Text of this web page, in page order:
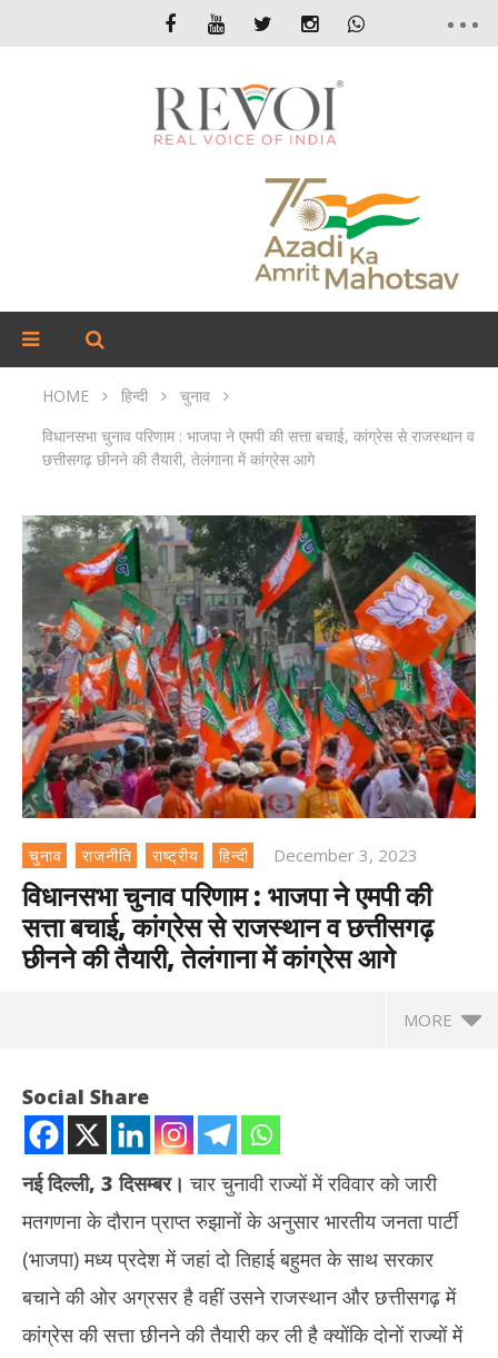
HOME हिन्दी
चुनाव
विधानसभा चुनाव परिणाम : भाजपा ने एमपी की सत्ता बचाई, कांग्रेस से राजस्थान व
छत्तीसगढ़ छीनने की तैयारी, तेलंगाना में कांग्रेस आगे
चुनाव राजनीति राष्ट्रीय हिन्दी December 3, 2023
विधानसभा चुनाव परिणाम : भाजपा ने एमपी की
सत्ता बचाई, कांग्रेस से राजस्थान व छत्तीसगढ़
छीनने की तैयारी, तेलंगाना में कांग्रेस आगे
MORE
Social Share
नई दिल्ली, 3 दिसम्बर। चार चुनावी राज्यों में रविवार को जारी
मतगणना के दौरान प्राप्त रुझानों के अनुसार भारतीय जनता पार्टी
(भाजपा) मध्य प्रदेश में जहां दो तिहाई बहुमत के साथ सरकार
बचाने की ओर अग्रसर है वहीं उसने राजस्थान और छत्तीसगढ़ में
कांग्रेस की सत्ता छीनने की तैयारी कर ली है क्योंकि दोनों राज्यों में